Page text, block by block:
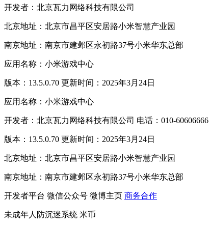
开发者：北京瓦力网络科技有限公司
北京地址：北京市昌平区安居路小米智慧产业园
南京地址：南京市建邺区永初路37号小米华东总部
应用名称：小米游戏中心
版本：13.5.0.70 更新时间：2025年3月24日
应用名称：小米游戏中心
开发者：北京瓦力网络科技有限公司 电话：010-60606666
版本：13.5.0.70 更新时间：2025年3月24日
北京地址：北京市昌平区安居路小米智慧产业园
南京地址：南京市建邺区永初路37号小米华东总部
开发者平台 微信公众号 微博主页 商务合作
未成年人防沉迷系统 米币